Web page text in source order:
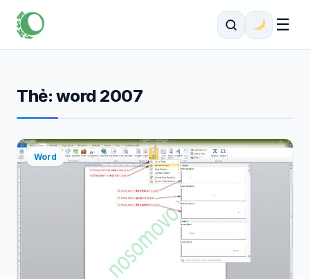
☰
Thẻ: word 2007
Word